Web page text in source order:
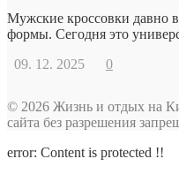
Мужские кроссовки давно
формы. Сегодня это
09. 12. 2025
0
© 2026 Жизнь и отдых на
сайта без разрешения
error: Content is protected !!